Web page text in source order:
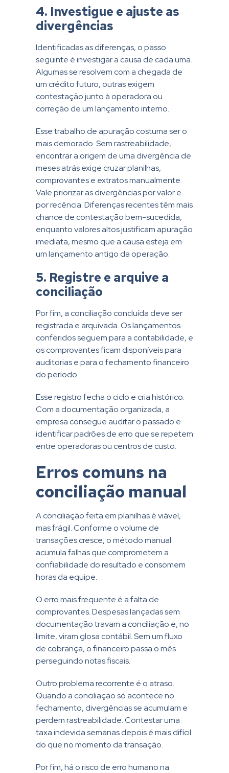
4. Investigue e ajuste as
divergências
Identificadas as diferenças, o passo
seguinte é investigar a causa de cada uma.
Algumas se resolvem com a chegada de
um crédito futuro, outras exigem
contestação junto à operadora ou
correção de um lançamento interno.
Esse trabalho de apuração costuma ser o
mais demorado. Sem rastreabilidade,
encontrar a origem de uma divergência de
meses atrás exige cruzar planilhas,
comprovantes e extratos manualmente.
Vale priorizar as divergências por valor e
por recência. Diferenças recentes têm mais
chance de contestação bem-sucedida,
enquanto valores altos justificam apuração
imediata, mesmo que a causa esteja em
um lançamento antigo da operação.
5. Registre e arquive a
conciliação
Por fim, a conciliação concluída deve ser
registrada e arquivada. Os lançamentos
conferidos seguem para a contabilidade, e
os comprovantes ficam disponíveis para
auditorias e para o fechamento financeiro
do período.
Esse registro fecha o ciclo e cria histórico.
Com a documentação organizada, a
empresa consegue auditar o passado e
identificar padrões de erro que se repetem
entre operadoras ou centros de custo.
Erros comuns na
conciliação manual
A conciliação feita em planilhas é viável,
mas frágil. Conforme o volume de
transações cresce, o método manual
acumula falhas que comprometem a
confiabilidade do resultado e consomem
horas da equipe.
O erro mais frequente é a falta de
comprovantes. Despesas lançadas sem
documentação travam a conciliação e, no
limite, viram glosa contábil. Sem um fluxo
de cobrança, o financeiro passa o mês
perseguindo notas fiscais.
Outro problema recorrente é o atraso.
Quando a conciliação só acontece no
fechamento, divergências se acumulam e
perdem rastreabilidade. Contestar uma
taxa indevida semanas depois é mais difícil
do que no momento da transação.
Por fim, há o risco de erro humano na